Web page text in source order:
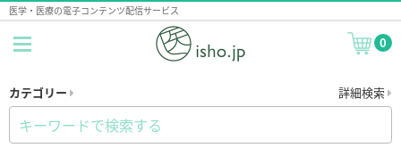
医学・医療の電子コンテンツ配信サービス
0
カテゴリー 詳細検索